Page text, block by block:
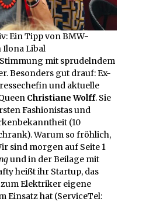
Ein Tipp von BMW-
Libal
mit sprudelndem
Besonders gut drauf: Ex-
und aktuelle
Christiane Wolff. Sie
Fashionistas und
(10
Warum so fröhlich,
sind morgen auf Seite 1
und in der Beilage mit
heißt ihr Startup, das
Elektriker eigene
Einsatz hat (ServiceTel: